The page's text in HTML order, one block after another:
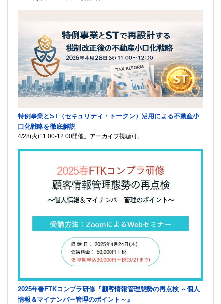
特例事業とST（セキュリティ・トークン）活用による不動産小
口化戦略を徹底解説
4/28(火)11:00-12:00開催。アーカイブ視聴可。
2025年春FTKコンプラ研修『顧客情報管理態勢の再点検 ～個人
情報＆マイナンバー管理のポイント～』